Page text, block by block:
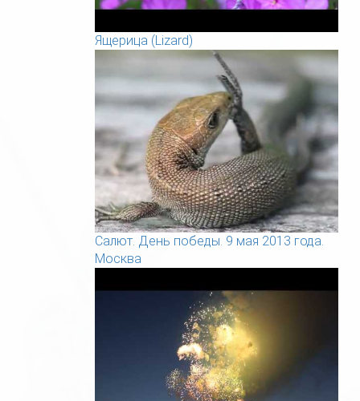
Ящерица (Lizard)
Салют. День победы. 9 мая 2013 года.
Москва